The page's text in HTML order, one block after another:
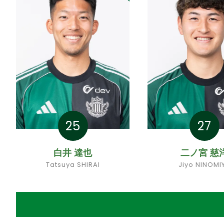
25
白井 達也
Tatsuya SHIRAI
27
二ノ宮 慈
Jiyo